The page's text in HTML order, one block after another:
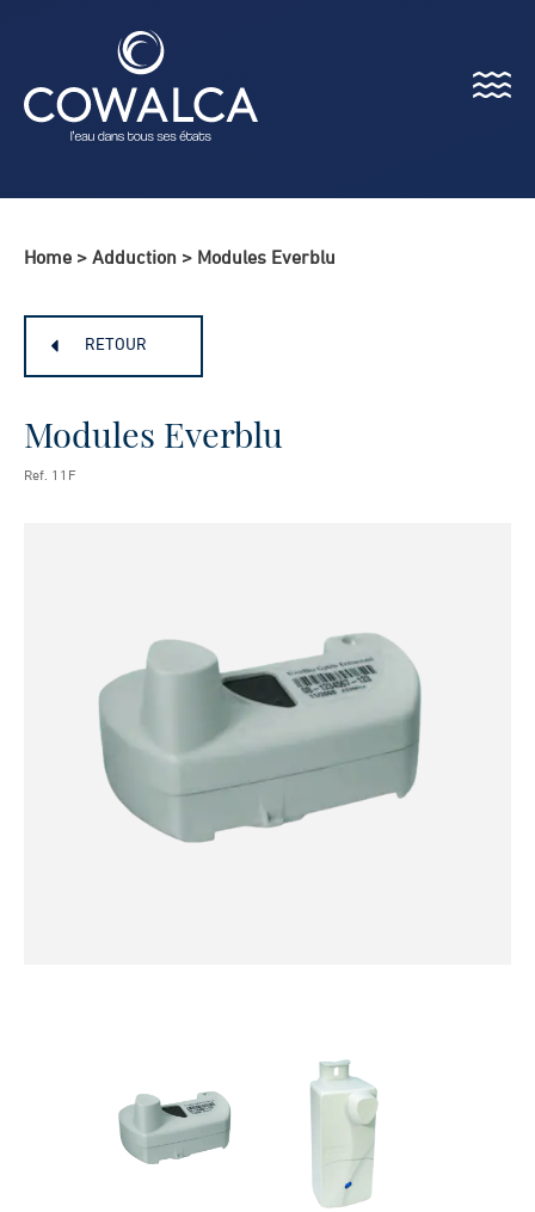
Menu
Home > Adduction > Modules Everblu
RETOUR
Modules Everblu
Ref. 11F